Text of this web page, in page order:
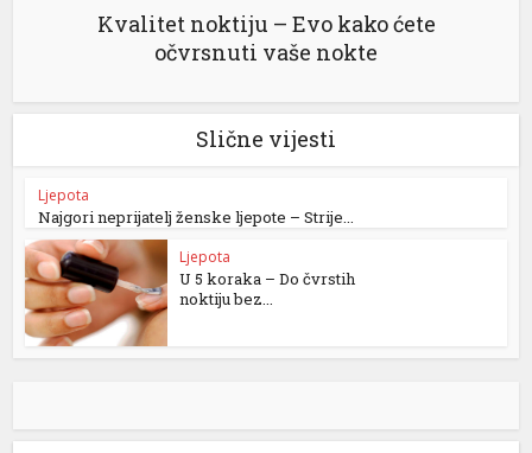
Kvalitet noktiju – Evo kako ćete
očvrsnuti vaše nokte
Slične vijesti
Ljepota
Najgori neprijatelj ženske ljepote – Strije...
Ljepota
U 5 koraka – Do čvrstih
noktiju bez...